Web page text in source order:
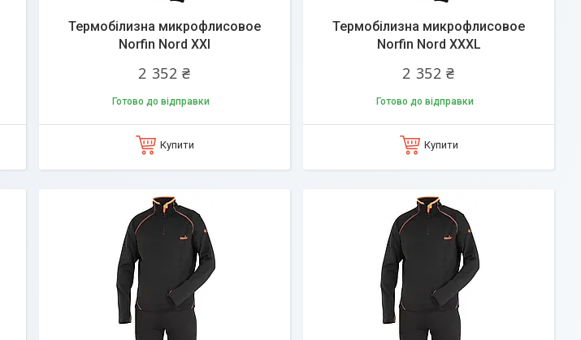
Термобілизна микрофлисовое
Norfin Nord XXl
2 352 ₴
Готово до відправки
Купити
Термобілизна микрофлисовое
Norfin Nord XXXL
2 352 ₴
Готово до відправки
Купити